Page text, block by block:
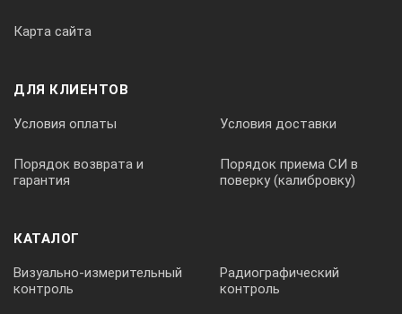
Карта сайта
ДЛЯ КЛИЕНТОВ
Условия оплаты Условия доставки
Порядок возврата и
гарантия
Порядок приема СИ в
поверку (калибровку)
КАТАЛОГ
Визуально-измерительный
контроль
Радиографический
контроль